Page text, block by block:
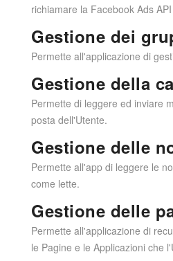
richiamare la Facebook Ads
Gestione dei
Permette all'applicazione di
Gestione della
Permette di leggere ed inviare
posta dell'Utente.
Gestione delle
Permette all'app di leggere le
come lette.
Gestione delle
Permette all'applicazione di
le Pagine e le Applicazioni che